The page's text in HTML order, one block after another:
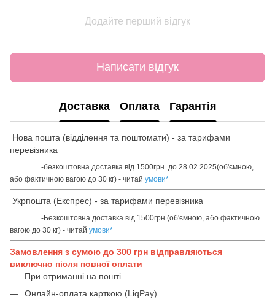
Додайте перший відгук
Написати відгук
Доставка Оплата Гарантія
Нова пошта (відділення та поштомати) - за тарифами
перевізника
-безкоштовна доставка від 1500грн. до 28.02.2025(об'ємною,
або фактичною вагою до 30 кг) - читай умови*
Укрпошта (Експрес) - за тарифами перевізника
-Безкоштовна доставка від 1500грн.(об'ємною, або фактичною
вагою до 30 кг) - читай умови*
Замовлення з сумою до 300 грн відправляються
виключно після повної оплати
При отриманні на пошті
Онлайн-оплата карткою (LiqPay)